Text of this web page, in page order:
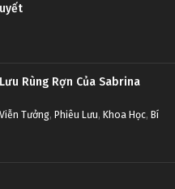
Rùng Rợn Của Sabrina
Viễn Tưởng, Phiêu Lưu, Khoa Học, Bí